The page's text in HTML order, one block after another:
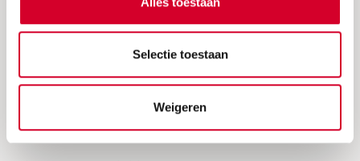
Selectie toestaan
Weigeren
24/7 Pechhulp